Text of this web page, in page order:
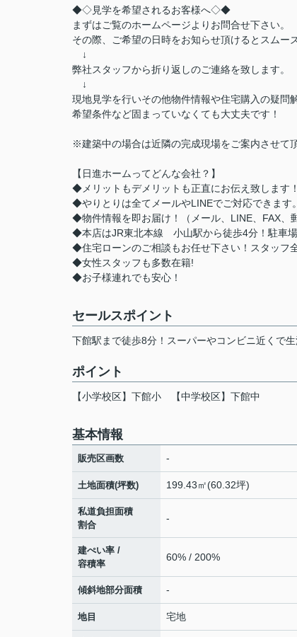
◆◇見学を希望されるお客様へ◇◆
まずはご覧のホームページよりお問合せ下さい。
その際、ご希望の日時をお知らせ頂けるとスムー
↓
弊社スタッフから折り返しのご連絡を致します。
↓
現地見学を行いその他物件情報や住宅購入の疑問
希望条件など固まっていなくても大丈夫です！
※建築中の場合は近隣の完成現場をご案内させて
【日進ホームってどんな会社？】
◆メリットもデメリットも正直にお伝え致します！
◆やりとりは全てメールやLINEでご対応できます。
◆物件情報を即お届け！（メール、LINE、FAX、
◆本店はJR東北本線 小山駅から徒歩4分！駐車場
◆住宅ローンのご相談もお任せ下さい！スタッフ
◆女性スタッフも多数在籍!
◆お子様連れでも安心！
セールスポイント
下館駅まで徒歩8分！スーパーやコンビニ近くで
ポイント
【小学校区】下館小 【中学校区】下館中
基本情報
販売区画数 -
土地面積(坪数) 199.43㎡(60.32坪)
私道負担面積
割合
-
建ぺい率 /
容積率
60% / 200%
傾斜地部分面積 -
地目 宅地